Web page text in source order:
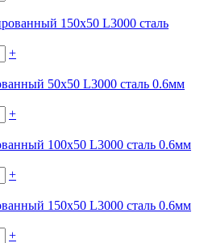
150х50 L3000 сталь
+
50х50 L3000 сталь 0.6мм
+
100х50 L3000 сталь 0.6мм
+
150х50 L3000 сталь 0.6мм
+